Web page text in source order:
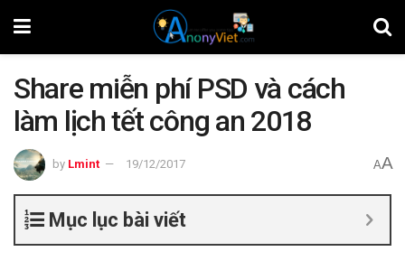
Share miễn phí PSD và cách
làm lịch tết công an 2018
by Lmint 19/12/2017 AA
Mục lục bài viết